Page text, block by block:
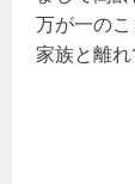
万が一のこ
家族と離